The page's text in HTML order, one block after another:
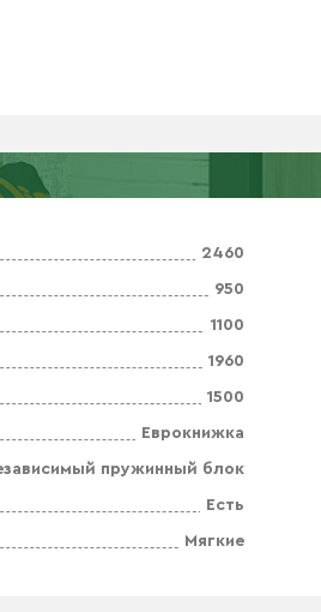
2460
950
1100
1960
1500
Еврокнижка
пружинный блок
Есть
Мягкие